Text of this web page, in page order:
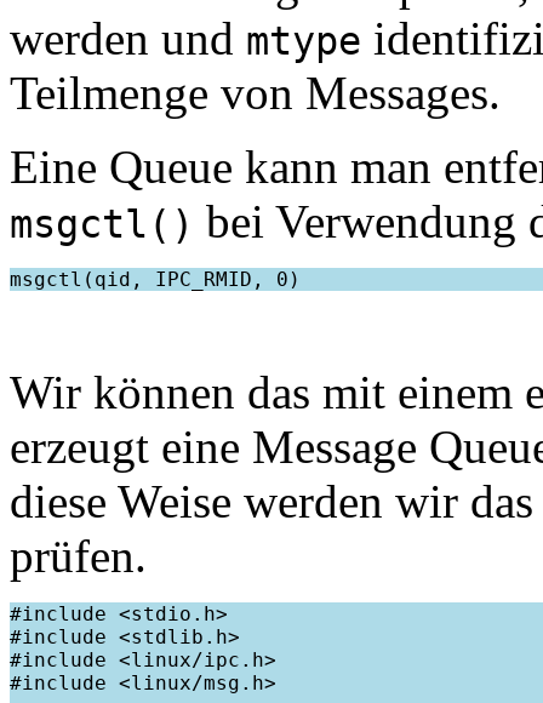
werden und mtype
Teilmenge von Messages.
Eine Queue kann man
msgctl() bei Verwendung
Wir können das mit einem
erzeugt eine Message
diese Weise werden wir
prüfen.
#include <stdio.h>
#include <stdlib.h>
#include <linux/ipc.h>
#include <linux/msg.h>